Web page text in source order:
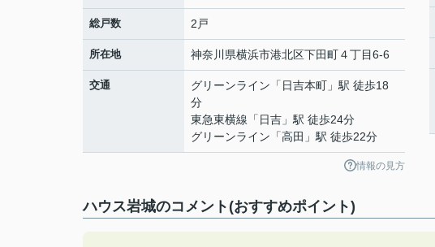
総戸数 2戸
所在地 神奈川県横浜市港北区下田町４丁目6-6
交通 グリーンライン 「 日吉本町 」駅 徒歩18
分
東急東横線 「 日吉 」駅 徒歩24分
グリーンライン 「高田 」駅 徒歩22分
情報の見方
ハウス岩城のコメント(おすすめポイント)